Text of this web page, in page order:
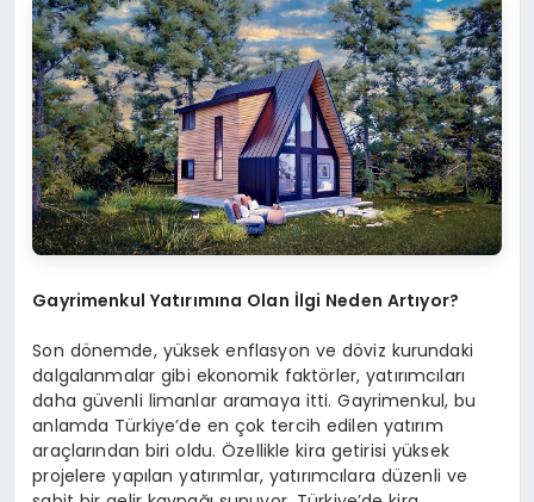
Gayrimenkul Yatırımına Olan İlgi Neden Artıyor?
Son dönemde, yüksek enflasyon ve döviz kurundaki
dalgalanmalar gibi ekonomik faktörler, yatırımcıları
daha güvenli limanlar aramaya itti. Gayrimenkul, bu
anlamda Türkiye’de en çok tercih edilen yatırım
araçlarından biri oldu. Özellikle kira getirisi yüksek
projelere yapılan yatırımlar, yatırımcılara düzenli ve